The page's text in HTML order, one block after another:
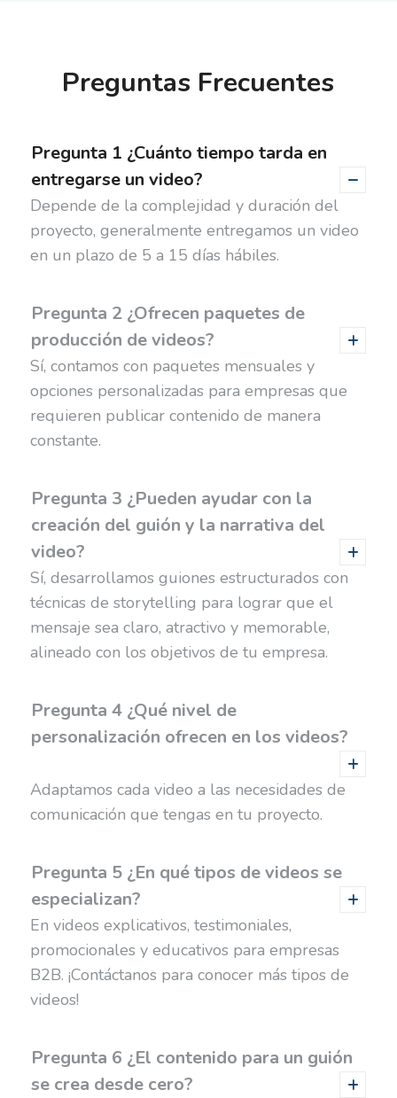
Preguntas Frecuentes
Pregunta 1 ¿Cuánto tiempo tarda en
entregarse un video?
Depende de la complejidad y duración del
proyecto, generalmente entregamos un video
en un plazo de 5 a 15 días hábiles.
Pregunta 2 ¿Ofrecen paquetes de
producción de videos?
Sí, contamos con paquetes mensuales y
opciones personalizadas para empresas que
requieren publicar contenido de manera
constante.
Pregunta 3 ¿Pueden ayudar con la
creación del guión y la narrativa del
video?
Sí, desarrollamos guiones estructurados con
técnicas de storytelling para lograr que el
mensaje sea claro, atractivo y memorable,
alineado con los objetivos de tu empresa.
Pregunta 4 ¿Qué nivel de
personalización ofrecen en los videos?
Adaptamos cada video a las necesidades de
comunicación que tengas en tu proyecto.
Pregunta 5 ¿En qué tipos de videos se
especializan?
En videos explicativos, testimoniales,
promocionales y educativos para empresas
B2B. ¡Contáctanos para conocer más tipos de
videos!
Pregunta 6 ¿El contenido para un guión
se crea desde cero?